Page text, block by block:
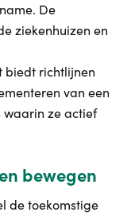
De
ziekenhuizen en
biedt richtlijnen
van een
waarin ze actief
bewegen
de toekomstige